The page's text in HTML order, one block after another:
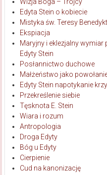
Edyta Stein o kobiecie
Mistyka św. Teresy
Ekspiacja
Maryjny i eklezjalny wymiar
Edyty Stein
Posłannictwo duchowe
Małżeństwo jako
Edyty Stein napotykanie
Przekreślenie siebie
Tęsknota E. Stein
Wiara i rozum
Antropologia
Droga Edyty
Bóg u Edyty
Cierpienie
Cud na kanonizację